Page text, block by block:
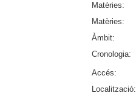
Matèries:
Matèries:
Àmbit:
Cronologia:
Accés:
Localització: